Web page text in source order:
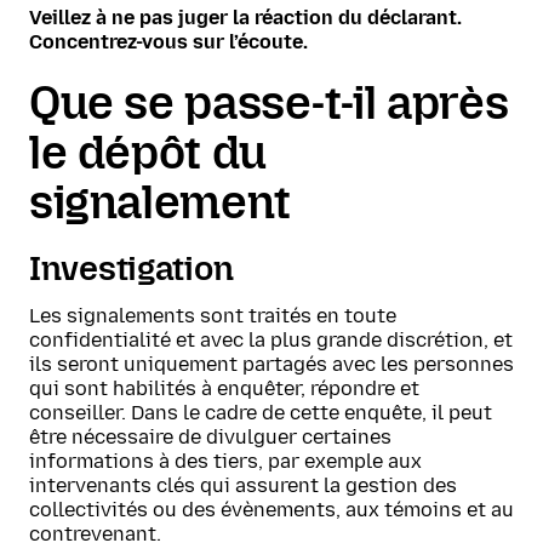
Veillez à ne pas juger la réaction du déclarant.
Concentrez-vous sur l’écoute.
Que se passe-t-il après
le dépôt du
signalement
Investigation
Les signalements sont traités en toute
confidentialité et avec la plus grande discrétion, et
ils seront uniquement partagés avec les personnes
qui sont habilités à enquêter, répondre et
conseiller. Dans le cadre de cette enquête, il peut
être nécessaire de divulguer certaines
informations à des tiers, par exemple aux
intervenants clés qui assurent la gestion des
collectivités ou des évènements, aux témoins et au
contrevenant.